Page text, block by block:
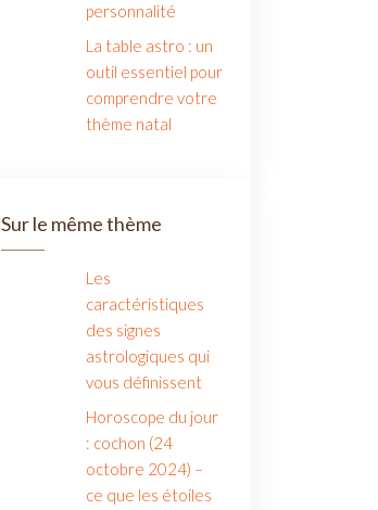
personnalité
La table astro : un
outil essentiel pour
comprendre votre
thème natal
Sur le même thème
Les
caractéristiques
des signes
astrologiques qui
vous définissent
Horoscope du jour
: cochon (24
octobre 2024) –
ce que les étoiles